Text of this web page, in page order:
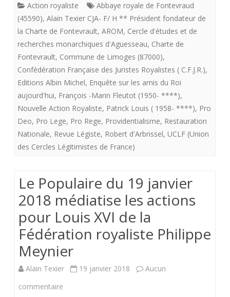
de
(9).A.
les
Action royaliste
Abbaye royale de Fontevraud
(45590), Alain Texier CJA- F/ H ** Président fondateur de
la Charte de Fontevrault, AROM, Cercle d'études et de
recherches monarchiques d'Aguesseau, Charte de
Fontevrault, Commune de Limoges (87000),
Confédération Française des Juristes Royalistes ( C.F.J.R.),
Editions Albin Michel, Enquête sur les amis du Roi
aujourd'hui, François -Marin Fleutot (1950- ****),
Nouvelle Action Royaliste, Patrick Louis ( 1958- ****), Pro
Deo, Pro Lege, Pro Rege, Providentialisme, Restauration
Nationale, Revue Légiste, Robert d'Arbrissel, UCLF (Union
des Cercles Légitimistes de France)
Le Populaire du 19 janvier
2018 médiatise les actions
pour Louis XVI de la
Fédération royaliste Philippe
Meynier
Alain Texier 19 janvier 2018
Aucun
commentaire